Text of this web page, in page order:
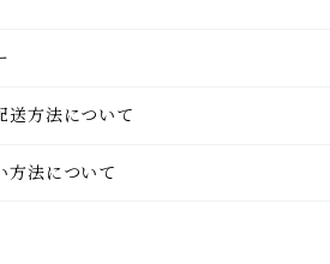
送方法について
方法について